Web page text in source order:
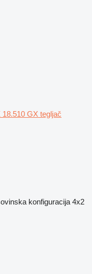
GX tegljač
konfiguracija 4x2